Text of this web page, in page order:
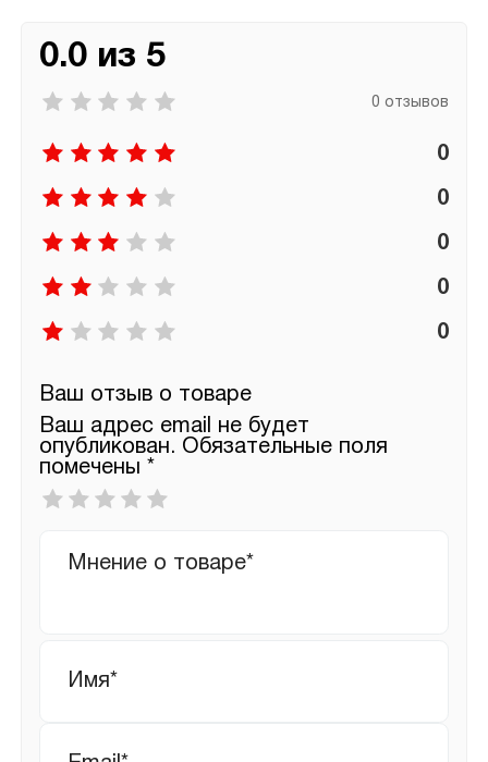
0.0 из 5
0 отзывов
0
0
0
0
0
Ваш отзыв о товаре
Ваш адрес email не будет
опубликован. Обязательные поля
помечены *
Ваша
оценка
отзыв